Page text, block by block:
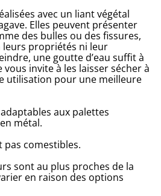
avec un liant végétal
Elles peuvent présenter
des bulles ou des fissures,
leurs propriétés ni leur
une goutte d’eau suffit à
vous invite à les laisser sécher à
utilisation pour une meilleure
aux palettes
métal.
pas comestibles.
sont au plus proches de la
en raison des options